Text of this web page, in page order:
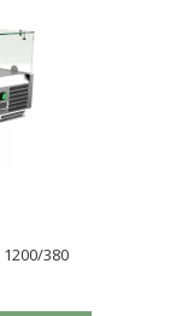
380